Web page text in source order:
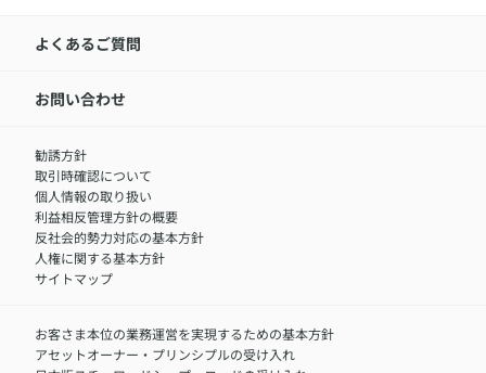
アクサのネット完結保険（旧アクサダイレクト生命）
アクサ生命が選ばれる理由
IR情報
サステナビリティの取り組み
​お客さまを金融犯罪からお守りするために
アクサグループについて
採用情報トップ
中途採用：内勤正社員
職）
中途採用：フィナンシャルプラン・アドバイザー（営業職）
障害者採用
よくあるご質問
お問い合わせ
勧誘方針
取引時確認について
個人情報の取り扱い
利益相反管理方針の概要
反社会的勢力対応の基本方針
人権に関する基本方針
サイトマップ
お客さま本位の業務運営を実現するための基本方針
アセットオーナー・プリンシプルの受け入れ